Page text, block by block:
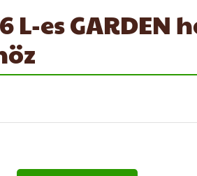
L-es GARDEN